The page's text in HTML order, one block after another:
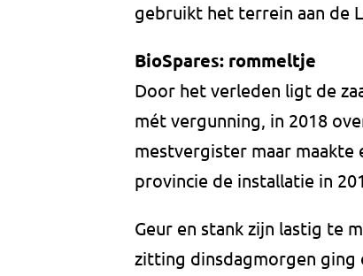
gebruikt het terrein aan de
BioSpares: rommeltje
Door het verleden ligt de
mét vergunning, in 2018
mestvergister maar maakte
provincie de installatie in
Geur en stank zijn lastig te
zitting dinsdagmorgen ging